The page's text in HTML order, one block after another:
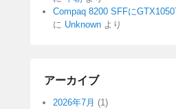
Compaq 8200 SFFに
に Unknown より
アーカイブ
2026年7月 (1)